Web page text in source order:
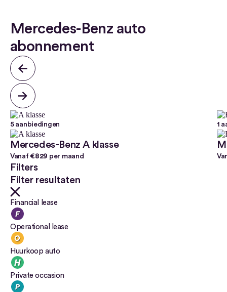
Mercedes-Benz auto
abonnement
5 aanbiedingen
Mercedes-Benz A klasse
Vanaf €829 per maand
1
Filters
Filter resultaten
Financial lease
Operational lease
Huurkoop auto
Private occasion